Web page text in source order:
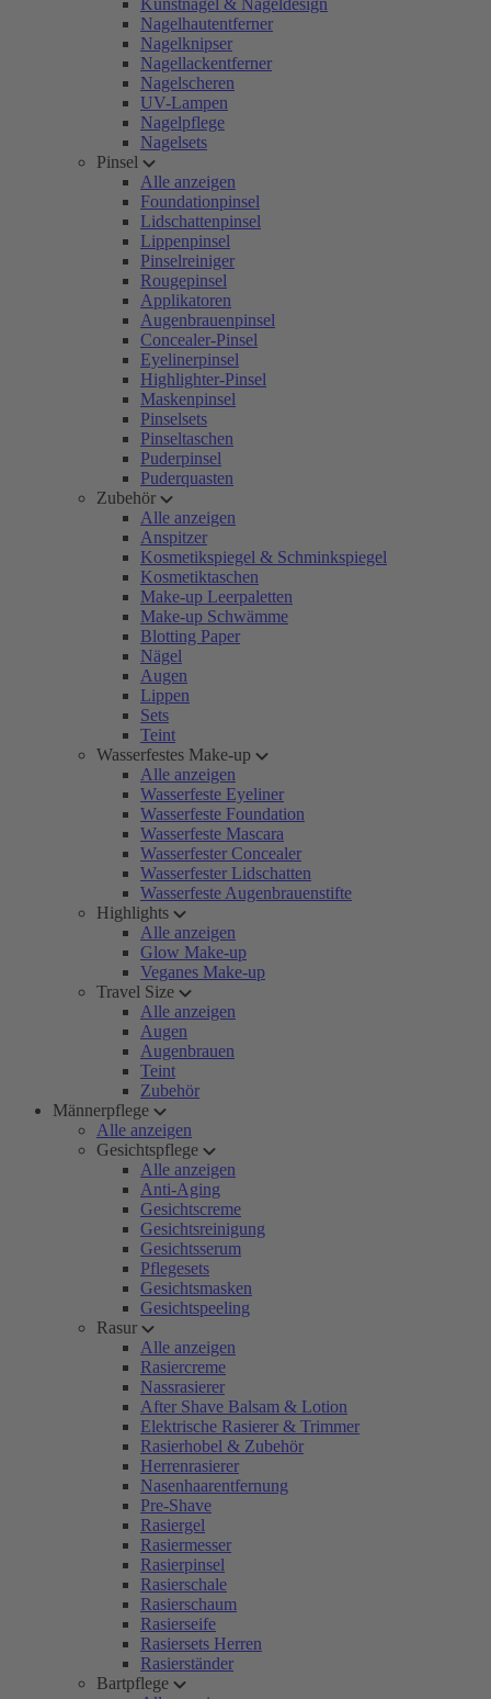
Kunstnägel & Nageldesign
Nagelhautentferner
Nagelknipser
Nagellackentferner
Nagelscheren
UV-Lampen
Nagelpflege
Nagelsets
Pinsel
Alle anzeigen
Foundationpinsel
Lidschattenpinsel
Lippenpinsel
Pinselreiniger
Rougepinsel
Applikatoren
Augenbrauenpinsel
Concealer-Pinsel
Eyelinerpinsel
Highlighter-Pinsel
Maskenpinsel
Pinselsets
Pinseltaschen
Puderpinsel
Puderquasten
Zubehör
Alle anzeigen
Anspitzer
Kosmetikspiegel & Schminkspiegel
Kosmetiktaschen
Make-up Leerpaletten
Make-up Schwämme
Blotting Paper
Nägel
Augen
Lippen
Sets
Teint
Wasserfestes Make-up
Alle anzeigen
Wasserfeste Eyeliner
Wasserfeste Foundation
Wasserfeste Mascara
Wasserfester Concealer
Wasserfester Lidschatten
Wasserfeste Augenbrauenstifte
Highlights
Alle anzeigen
Glow Make-up
Veganes Make-up
Travel Size
Alle anzeigen
Augen
Augenbrauen
Teint
Zubehör
Männerpflege
Alle anzeigen
Gesichtspflege
Alle anzeigen
Anti-Aging
Gesichtscreme
Gesichtsreinigung
Gesichtsserum
Pflegesets
Gesichtsmasken
Gesichtspeeling
Rasur
Alle anzeigen
Rasiercreme
Nassrasierer
After Shave Balsam & Lotion
Elektrische Rasierer & Trimmer
Rasierhobel & Zubehör
Herrenrasierer
Nasenhaarentfernung
Pre-Shave
Rasiergel
Rasiermesser
Rasierpinsel
Rasierschale
Rasierschaum
Rasierseife
Rasiersets Herren
Rasierständer
Bartpflege